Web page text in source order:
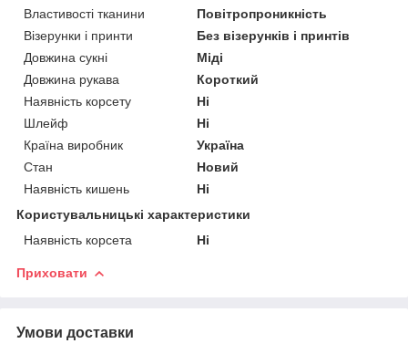
Властивості тканини
Повітропроникність
Візерунки і принти
Без візерунків і принтів
Довжина сукні
Міді
Довжина рукава
Короткий
Наявність корсету
Ні
Шлейф
Ні
Країна виробник
Україна
Стан
Новий
Наявність кишень
Ні
Користувальницькі характеристики
Наявність корсета
Ні
Приховати
Умови доставки